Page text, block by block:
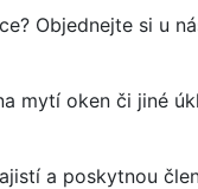
Objednejte si u
mytí oken či jiné
a poskytnou